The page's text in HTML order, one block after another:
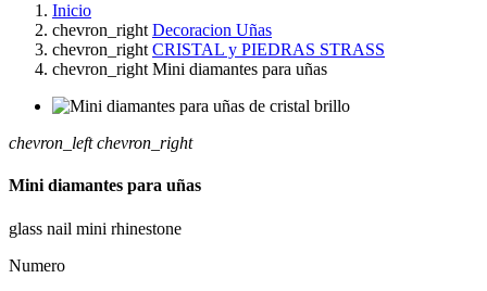
Inicio
chevron_right Decoracion Uñas
chevron_right CRISTAL y PIEDRAS STRASS
chevron_right Mini diamantes para uñas
chevron_left chevron_right
Mini diamantes para uñas
glass nail mini rhinestone
Numero